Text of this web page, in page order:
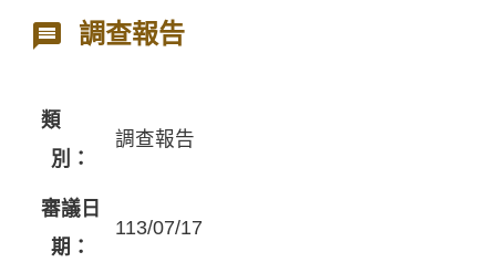
調查報告
類
別：
調查報告
審議日
期：
113/07/17